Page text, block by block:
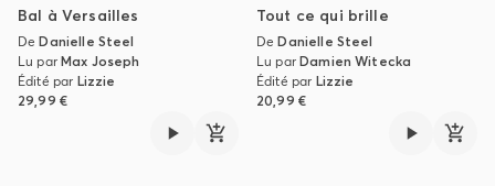
Bal à Versailles
DeDanielle Steel
Lu parMax Joseph
Édité par Lizzie
29,99 €
Tout ce qui brille
DeDanielle Steel
Lu parDamien Witecka
Édité par Lizzie
20,99 €